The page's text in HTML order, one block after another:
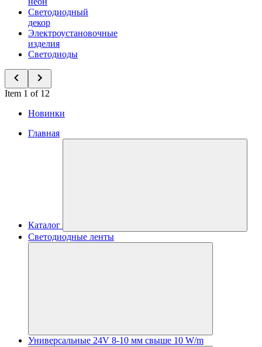
Светодиодный
декор
Электроустановочные
изделия
Светодиоды
Item 1 of 12
Новинки
Главная
Каталог
Светодиодные ленты
Универсальные 24V 8-10 мм свыше 10 W/m